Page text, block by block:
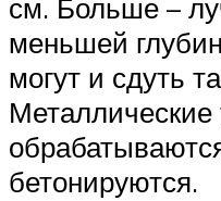
см. Больше –
меньшей
могут и сдуть
Металлические
бетонируются.